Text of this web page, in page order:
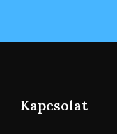
Kapcsolat